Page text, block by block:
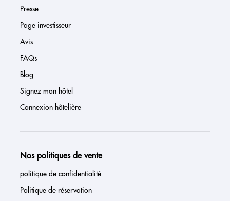
Presse
Page investisseur
Avis
FAQs
Blog
Signez mon hôtel
Connexion hôtelière
Nos politiques de vente
politique de confidentialité
Politique de réservation